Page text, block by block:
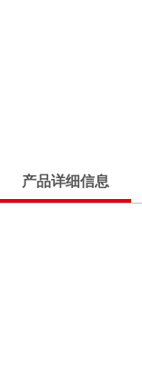
产品详细信息